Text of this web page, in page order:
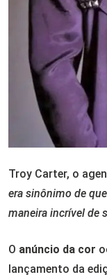
Troy Carter, o
era sinônimo de
maneira incrível de
O anúncio da cor
lançamento da